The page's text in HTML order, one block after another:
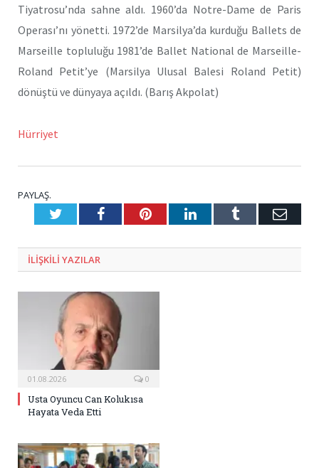
Tiyatrosu’nda sahne aldı. 1960’da Notre-Dame de Paris
Operası’nı yönetti. 1972’de Marsilya’da kurduğu Ballets de
Marseille topluluğu 1981’de Ballet National de Marseille-
Roland Petit’ye (Marsilya Ulusal Balesi Roland Petit)
dönüştü ve dünyaya açıldı. (Barış Akpolat)
Hürriyet
PAYLAŞ.
TwitterFacebookPinterestLinkedInTumblr E-
ILIŞKILI YAZILAR
01.08.2026 0
Usta Oyuncu Can Kolukısa
Hayata Veda Etti